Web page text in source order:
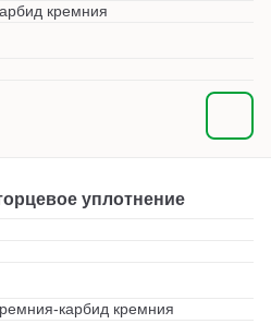
кремния
уплотнение
карбид кремния